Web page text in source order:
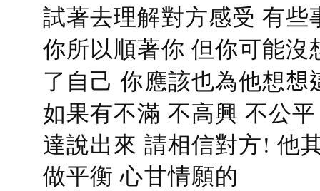
試著去理解對方感受 有
你所以順著你 但你可能
了自己 你應該也為他想想
如果有不滿 不高興 不公
達說出來 請相信對方! 他
做平衡 心甘情願的